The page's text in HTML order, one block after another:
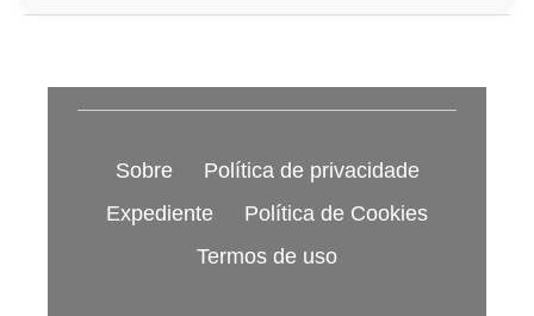
Sobre
Política de privacidade
Expediente
Política de Cookies
Termos de uso